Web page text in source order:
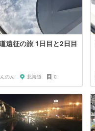
遠征の旅 1日目と2日目
のん 北海道 0